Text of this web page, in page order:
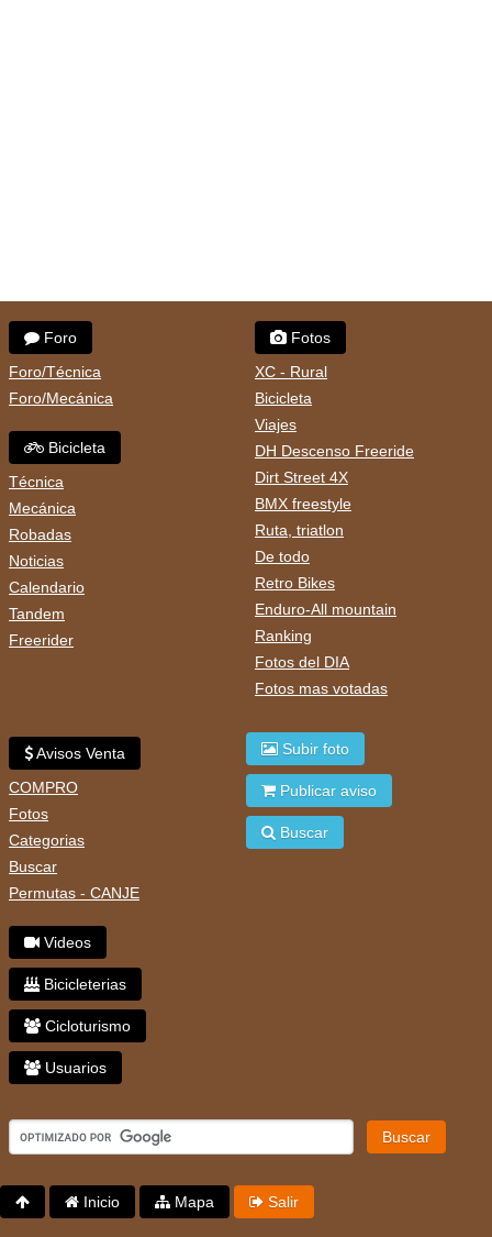
Foro
Foro/Técnica
Foro/Mecánica
Bicicleta
Técnica
Mecánica
Robadas
Noticias
Calendario
Tandem
Freerider
Fotos
XC - Rural
Bicicleta
Viajes
DH Descenso Freeride
Dirt Street 4X
BMX freestyle
Ruta, triatlon
De todo
Retro Bikes
Enduro-All mountain
Ranking
Fotos del DIA
Fotos mas votadas
Avisos Venta
COMPRO
Fotos
Categorias
Buscar
Permutas - CANJE
Videos
Bicicleterias
Cicloturismo
Usuarios
Subir foto
Publicar aviso
Buscar
Buscar
Inicio Mapa Salir